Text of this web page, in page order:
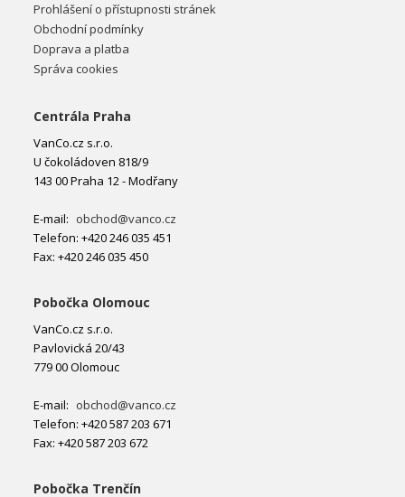
Prohlášení o přístupnosti stránek
Obchodní podmínky
Doprava a platba
Správa cookies
Centrála Praha
VanCo.cz s.r.o.
U čokoládoven 818/9
143 00 Praha 12 - Modřany
E-mail: obchod@vanco.cz
Telefon: +420 246 035 451
Fax: +420 246 035 450
Pobočka Olomouc
VanCo.cz s.r.o.
Pavlovická 20/43
779 00 Olomouc
E-mail: obchod@vanco.cz
Telefon: +420 587 203 671
Fax: +420 587 203 672
Pobočka Trenčín